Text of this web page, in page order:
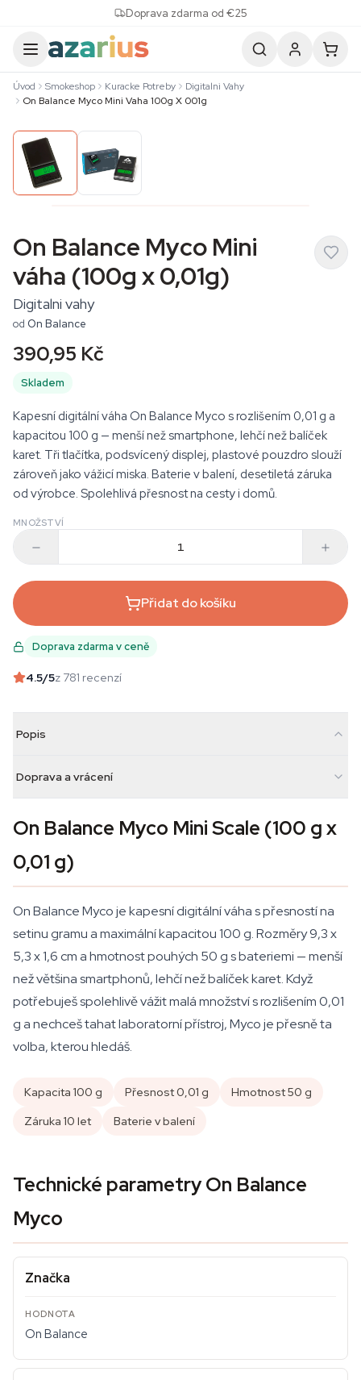
Doprava zdarma od €25
Úvod Smokeshop Kuracke Potreby
Digitalni Vahy
On Balance Myco Mini Vaha 100g X 001g
On Balance Myco Mini
váha (100g x 0,01g)
Digitalni vahy
od On Balance
390,95 Kč
Skladem
Kapesní digitální váha On Balance Myco s rozlišením 0,01 g a
kapacitou 100 g — menší než smartphone, lehčí než balíček
karet. Tři tlačítka, podsvícený displej, plastové pouzdro slouží
zároveň jako vážicí miska. Baterie v balení, desetiletá záruka
od výrobce. Spolehlivá přesnost na cesty i domů.
MNOŽSTVÍ
Přidat do košíku
Doprava zdarma v ceně
4.5/5z 781 recenzí
Popis
Doprava a vrácení
On Balance Myco Mini Scale (100 g x
0,01 g)
On Balance Myco je kapesní digitální váha s přesností na
setinu gramu a maximální kapacitou 100 g. Rozměry 9,3 x
5,3 x 1,6 cm a hmotnost pouhých 50 g s bateriemi — menší
než většina smartphonů, lehčí než balíček karet. Když
potřebuješ spolehlivě vážit malá množství s rozlišením 0,01
g a nechceš tahat laboratorní přístroj, Myco je přesně ta
volba, kterou hledáš.
Kapacita 100 g Přesnost 0,01 g
Hmotnost 50 g
Záruka 10 let
Baterie v balení
Technické parametry On Balance
Myco
Značka
On Balance